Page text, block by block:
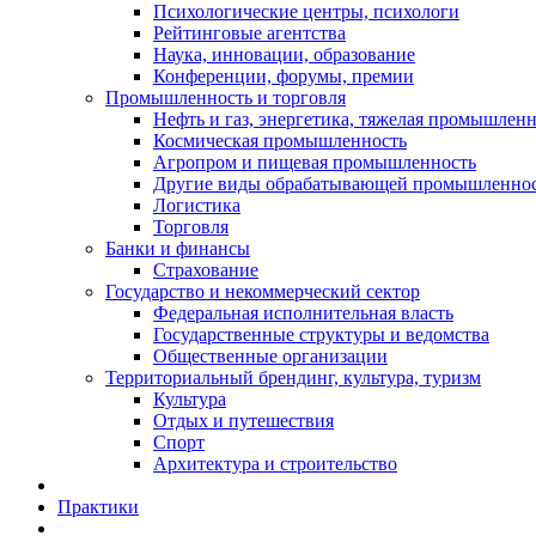
Психологические центры, психологи
Рейтинговые агентства
Наука, инновации, образование
Конференции, форумы, премии
Промышленность и торговля
Нефть и газ, энергетика, тяжелая
Космическая промышленность
Агропром и пищевая промышленность
Другие виды обрабатывающей
Логистика
Торговля
Банки и финансы
Страхование
Государство и некоммерческий сектор
Федеральная исполнительная власть
Государственные структуры и ведомства
Общественные организации
Территориальный брендинг, культура, туризм
Культура
Отдых и путешествия
Спорт
Архитектура и строительство
Практики